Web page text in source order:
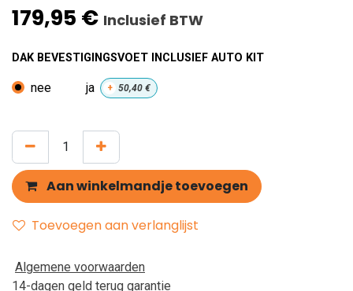
179,95 € Inclusief BTW
DAK BEVESTIGINGSVOET INCLUSIEF AUTO KIT
nee ja + 50,40 €
Aan winkelmandje toevoegen
Toevoegen aan verlanglijst
Algemene voorwaarden
14-dagen geld terug garantie